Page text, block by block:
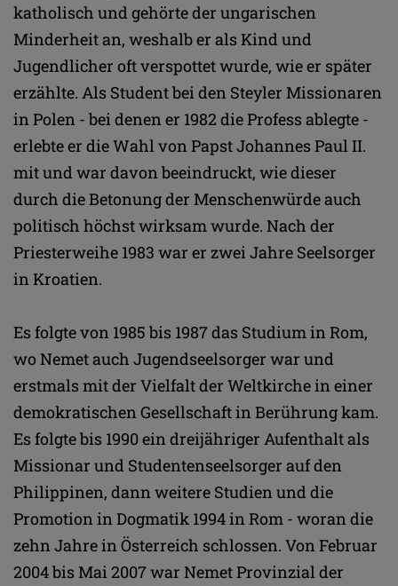
katholisch und gehörte der ungarischen
Minderheit an, weshalb er als Kind und
Jugendlicher oft verspottet wurde, wie er später
erzählte. Als Student bei den Steyler Missionaren
in Polen - bei denen er 1982 die Profess ablegte -
erlebte er die Wahl von Papst Johannes Paul II.
mit und war davon beeindruckt, wie dieser
durch die Betonung der Menschenwürde auch
politisch höchst wirksam wurde. Nach der
Priesterweihe 1983 war er zwei Jahre Seelsorger
in Kroatien.
Es folgte von 1985 bis 1987 das Studium in Rom,
wo Nemet auch Jugendseelsorger war und
erstmals mit der Vielfalt der Weltkirche in einer
demokratischen Gesellschaft in Berührung kam.
Es folgte bis 1990 ein dreijähriger Aufenthalt als
Missionar und Studentenseelsorger auf den
Philippinen, dann weitere Studien und die
Promotion in Dogmatik 1994 in Rom - woran die
zehn Jahre in Österreich schlossen. Von Februar
2004 bis Mai 2007 war Nemet Provinzial der